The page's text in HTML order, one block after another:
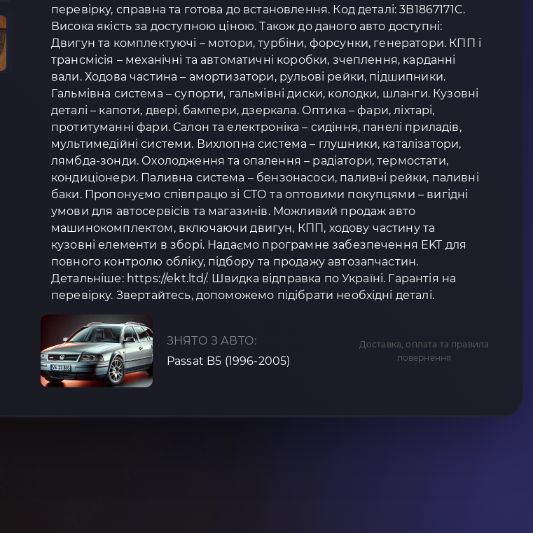
перевірку, справна та готова до встановлення. Код деталі: 3B1867171C.
Висока якість за доступною ціною. Також до даного авто доступні:
Двигун та комплектуючі – мотори, турбіни, форсунки, генератори. КПП і
трансмісія – механічні та автоматичні коробки, зчеплення, карданні
вали. Ходова частина – амортизатори, рульові рейки, підшипники.
Гальмівна система – супорти, гальмівні диски, колодки, шланги. Кузовні
деталі – капоти, двері, бампери, дзеркала. Оптика – фари, ліхтарі,
протитуманні фари. Салон та електроніка – сидіння, панелі приладів,
мультимедійні системи. Вихлопна система – глушники, каталізатори,
лямбда-зонди. Охолодження та опалення – радіатори, термостати,
кондиціонери. Паливна система – бензонасоси, паливні рейки, паливні
баки. Пропонуємо співпрацю зі СТО та оптовими покупцями – вигідні
умови для автосервісів та магазинів. Можливий продаж авто
машинокомплектом, включаючи двигун, КПП, ходову частину та
кузовні елементи в зборі. Надаємо програмне забезпечення EKT для
повного контролю обліку, підбору та продажу автозапчастин.
Детальніше: https://ekt.ltd/. Швидка відправка по Україні. Гарантія на
перевірку. Звертайтесь, допоможемо підібрати необхідні деталі.
ЗНЯТО З АВТО:
Passat B5 (1996-2005)
Доставка, оплата та правила
повернення